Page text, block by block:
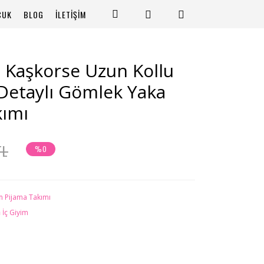
BLOG İLETİŞİM
Kaşkorse Uzun Kollu
Gömlek Yaka
%0
Pijama Takımı
İç Giyim